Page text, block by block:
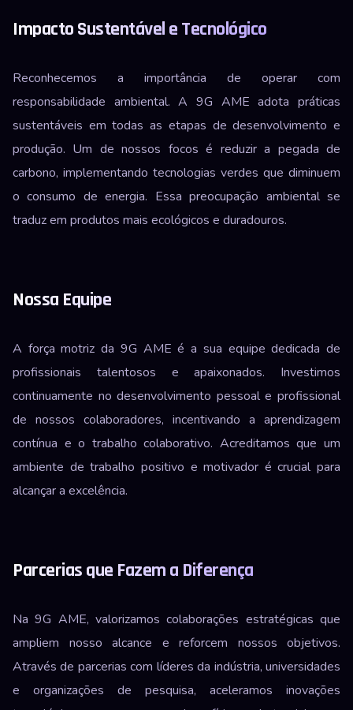
Impacto Sustentável e Tecnológico
Reconhecemos a importância de operar com
responsabilidade ambiental. A 9G AME adota práticas
sustentáveis em todas as etapas de desenvolvimento e
produção. Um de nossos focos é reduzir a pegada de
carbono, implementando tecnologias verdes que diminuem
o consumo de energia. Essa preocupação ambiental se
traduz em produtos mais ecológicos e duradouros.
Nossa Equipe
A força motriz da 9G AME é a sua equipe dedicada de
profissionais talentosos e apaixonados. Investimos
continuamente no desenvolvimento pessoal e profissional
de nossos colaboradores, incentivando a aprendizagem
contínua e o trabalho colaborativo. Acreditamos que um
ambiente de trabalho positivo e motivador é crucial para
alcançar a excelência.
Parcerias que Fazem a Diferença
Na 9G AME, valorizamos colaborações estratégicas que
ampliem nosso alcance e reforcem nossos objetivos.
Através de parcerias com líderes da indústria, universidades
e organizações de pesquisa, aceleramos inovações